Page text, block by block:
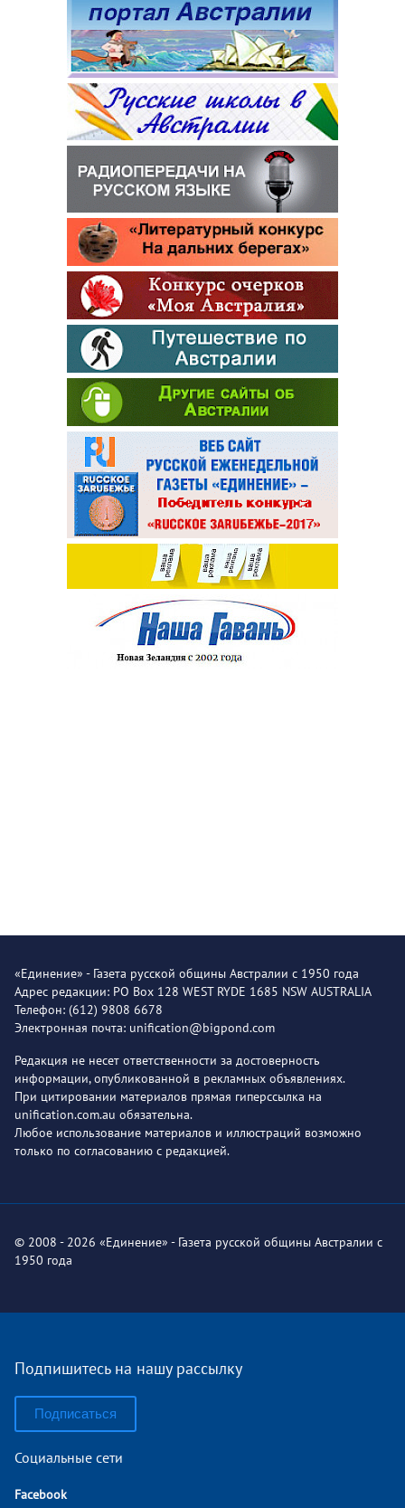
«Единение» - Газета русской общины Австралии с 1950 года
Адрес редакции: PO Box 128 WEST RYDE 1685 NSW AUSTRALIA
Телефон: (612) 9808 6678
Электронная почта: unification@bigpond.com
Редакция не несет ответственности за достоверность
информации, опубликованной в рекламных объявлениях.
При цитировании материалов прямая гиперссылка на
unification.com.au обязательна.
Любое использование материалов и иллюстраций возможно
только по согласованию с редакцией.
© 2008 - 2026 «Единение» - Газета русской общины Австралии с
1950 года
Подпишитесь на нашу рассылку
Подписаться
Социальные сети
Facebook